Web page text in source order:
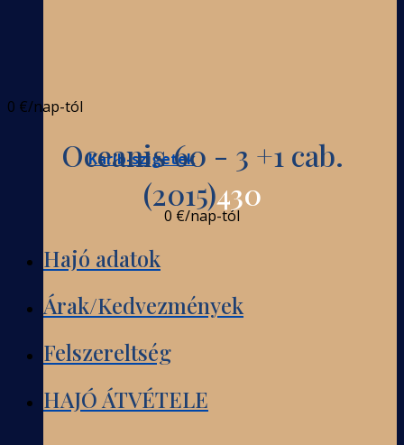
Karib-szigetek
0 €/nap-tól
Oceanis 60 - 3 +1 cab.
(2015)430
0 €/nap-tól
Hajó adatok
Árak/Kedvezmények
Felszereltség
HAJÓ ÁTVÉTELE